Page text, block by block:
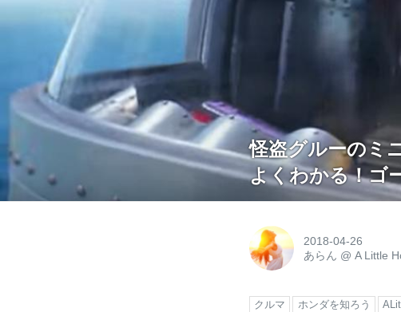
怪盗グルーのミ
よくわかる！ゴ
2018-04-26
あらん @A Little
クルマ ホンダを知ろう